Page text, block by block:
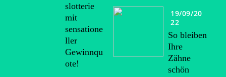
slotterie
mit
sensatione
ller
Gewinnqu
ote!
19/09/20
22
So bleiben
Ihre
Zähne
schön